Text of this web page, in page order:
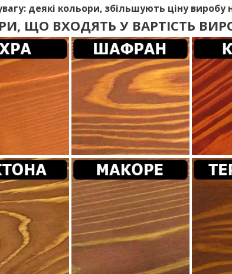
деякі кольори, збільшують ціну виробу
ЩО ВХОДЯТЬ У ВАРТІСТЬ